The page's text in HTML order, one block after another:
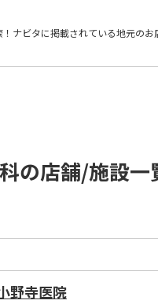
ナビタに掲載されている地元のお
の店舗/施設一
野寺医院